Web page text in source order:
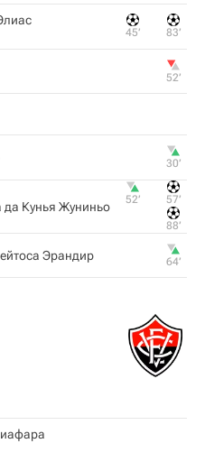
45‎’‎ 83‎’‎
52‎’‎
30‎’‎
Кунья Жуниньо 52‎’‎ 57‎’‎
88‎’‎
Эрандир 64‎’‎